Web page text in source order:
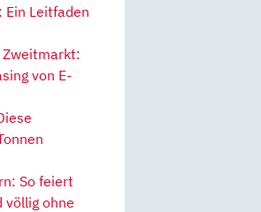
Ein Leitfaden
von E-
So feiert
völlig ohne